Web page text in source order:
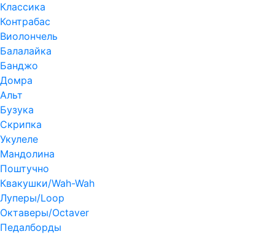
Классика
Контрабас
Виолончель
Балалайка
Банджо
Домра
Альт
Бузука
Скрипка
Укулеле
Мандолина
Поштучно
Квакушки/Wah-Wah
Луперы/Loop
Октаверы/Octaver
Педалборды